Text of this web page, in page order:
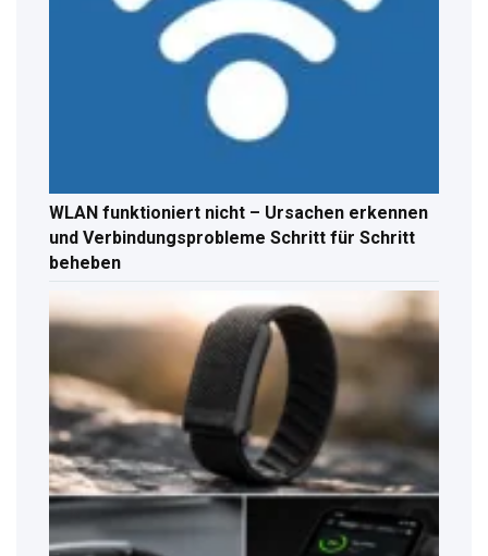
WLAN funktioniert nicht – Ursachen erkennen
und Verbindungsprobleme Schritt für Schritt
beheben